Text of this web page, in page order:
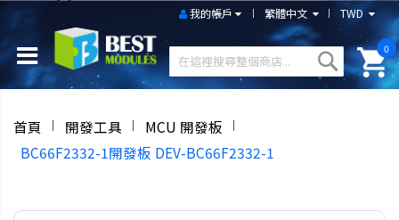
TWD
繁體中文
我的帳戶
0
首頁 開發工具
MCU 開發板
BC66F2332-1開發板 DEV-BC66F2332-1